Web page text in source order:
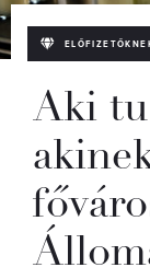
Aki